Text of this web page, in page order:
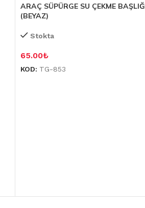
ARAÇ SÜPÜRGE SU ÇEKME
(BEYAZ)
Stokta
65.00₺
KOD: TG-853